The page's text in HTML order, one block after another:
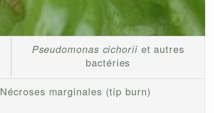
Pseudomonas cichoriiet autres
bactéries
Nécroses marginales (tip burn)